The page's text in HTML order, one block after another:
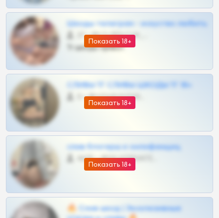
Показать 18+
Шкоды телеграм - искуство любить
27 •
Тг шкоды приват
Показать 18+
СЛИВЫ ТГ СЛИВЫ ШКОДЫ ТГ 18+
0 •
Показать 18+
слив блогерш и онлифанщиц
4675 •
🔥 Слив шкод | Эксклюзивные